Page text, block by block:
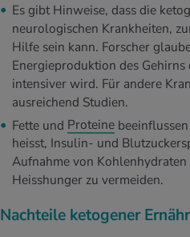
Es gibt Hinweise, dass die
neurologischen Krankheiten,
Hilfe sein kann. Forscher
Energieproduktion des
intensiver wird. Für andere
ausreichend Studien.
Fette und Proteine
heisst, Insulin- und
Aufnahme von
Heisshunger zu vermeiden.
Nachteile ketogener